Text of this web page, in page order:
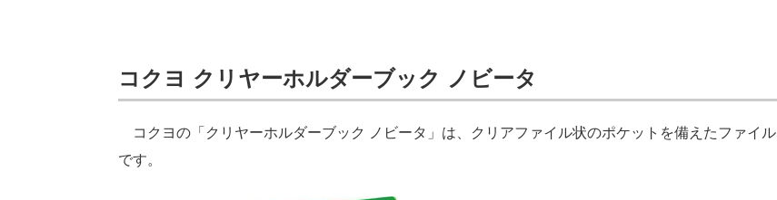
コクヨ クリヤーホルダーブック ノビータ
コクヨの「クリヤーホルダーブック ノビータ」は、クリアファイル状のポケットを備えたファイル
です。